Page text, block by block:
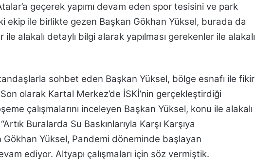
geçerek yapımı devam eden spor tesisini ve park
ekip ile birlikte gezen Başkan Gökhan Yüksel, burada da
alakalı detaylı bilgi alarak yapılması gerekenler ile alakalı
sohbet eden Başkan Yüksel, bölge esnafı ile fikir
olarak Kartal Merkez’de İSKİ’nin gerçekleştirdiği
çalışmalarını inceleyen Başkan Yüksel, konu ile alakalı
Buralarda Su Baskınlarıyla Karşı Karşıya
Gökhan Yüksel, Pandemi döneminde başlayan
ediyor. Altyapı çalışmaları için söz vermiştik.